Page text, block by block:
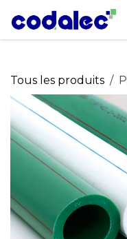
Se rendre au contenu
Tous les produits